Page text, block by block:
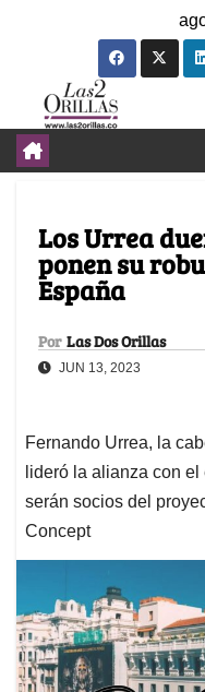
Los Urrea
ponen su
España
Por Las Dos Orillas
JUN 13, 2023
Fernando Urrea, la
lideró la alianza con
serán socios del
Concept